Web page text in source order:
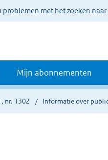
problemen met het zoeken
Mijn abonnementen
nr. 1302 Informatie over